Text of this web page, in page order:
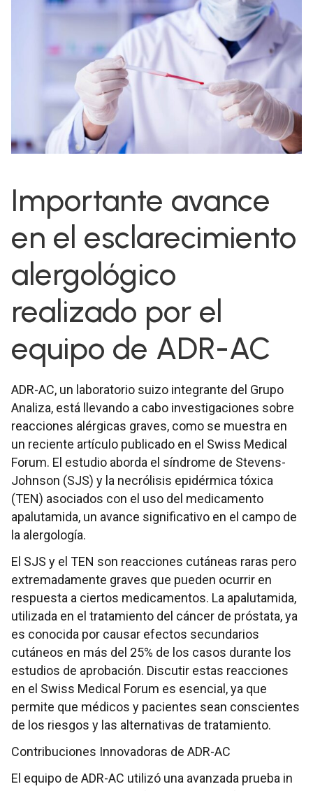
Importante avance
en el esclarecimiento
alergológico
realizado por el
equipo de ADR-AC
ADR-AC, un laboratorio suizo integrante del Grupo
Analiza, está llevando a cabo investigaciones sobre
reacciones alérgicas graves, como se muestra en
un reciente artículo publicado en el Swiss Medical
Forum. El estudio aborda el síndrome de Stevens-
Johnson (SJS) y la necrólisis epidérmica tóxica
(TEN) asociados con el uso del medicamento
apalutamida, un avance significativo en el campo de
la alergología.
El SJS y el TEN son reacciones cutáneas raras pero
extremadamente graves que pueden ocurrir en
respuesta a ciertos medicamentos. La apalutamida,
utilizada en el tratamiento del cáncer de próstata, ya
es conocida por causar efectos secundarios
cutáneos en más del 25% de los casos durante los
estudios de aprobación. Discutir estas reacciones
en el Swiss Medical Forum es esencial, ya que
permite que médicos y pacientes sean conscientes
de los riesgos y las alternativas de tratamiento.
Contribuciones Innovadoras de ADR-AC
El equipo de ADR-AC utilizó una avanzada prueba in